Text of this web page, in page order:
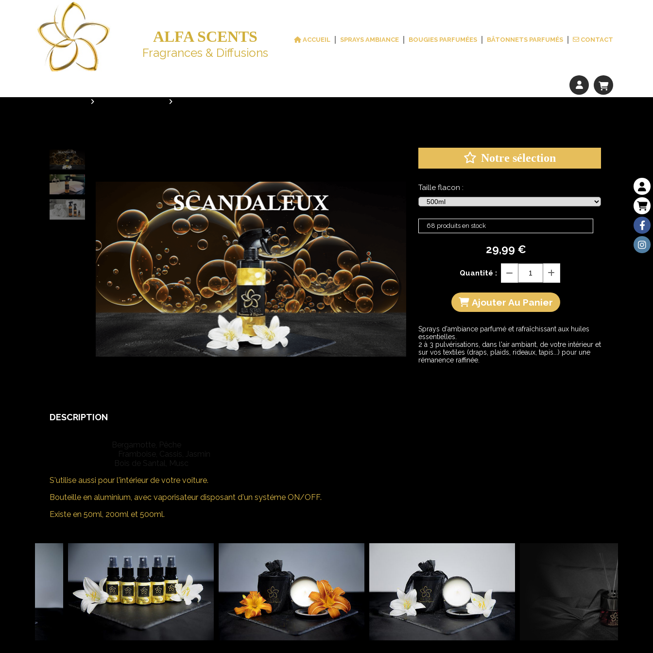
ALFA SCENTS
Fragrances & Diffusions
ACCUEIL SPRAYS AMBIANCE BOUGIES PARFUMÉES BÂTONNETS PARFUMÉS CONTACT
Notre sélection
Taille flacon :
29,99 €
Quantité :
68 produits en stock
Ajouter Au Panier
Sprays d'ambiance parfumé et rafraîchissant aux huiles
essentielles.
2 à 3 pulvérisations, dans l'air ambiant, de votre intérieur et
sur vos textiles (draps, plaids, rideaux, tapis...) pour une
rémanence raffinée.
DESCRIPTION
Bergamotte, Pêche
Framboise, Cassis, Jasmin
Bois de Santal, Musc
S'utilise aussi pour l'intérieur de votre voiture.
Bouteille en aluminium, avec vaporisateur disposant d'un systéme ON/OFF.
Existe en 50ml, 200ml et 500ml.